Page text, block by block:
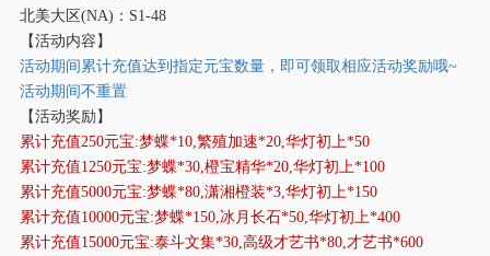
北美大区(NA)：S1-48
【活动内容】
活动期间累计充值达到指定元宝数量，即可领取相应活动奖励哦~
活动期间不重置
【活动奖励】
累计充值250元宝:梦蝶*10,繁殖加速*20,华灯初上*50
累计充值1250元宝:梦蝶*30,橙宝精华*20,华灯初上*100
累计充值5000元宝:梦蝶*80,潇湘橙装*3,华灯初上*150
累计充值10000元宝:梦蝶*150,冰月长石*50,华灯初上*400
累计充值15000元宝:泰斗文集*30,高级才艺书*80,才艺书*600